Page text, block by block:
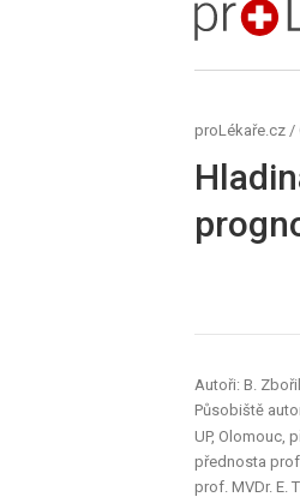
proLékaře.cz
proLékaře.cz /
Autoři: B.
Působiště
UP, Olomouc,
přednosta prof.
prof. MVDr. E.